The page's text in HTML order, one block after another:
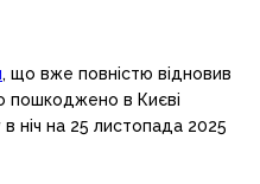
, що вже повністю відновив
пошкоджено в Києві
в ніч на 25 листопада 2025